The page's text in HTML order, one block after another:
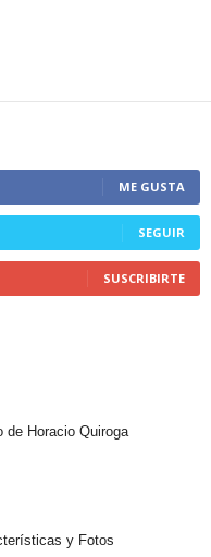
ME GUSTA
SEGUIR
SUSCRIBIRTE
de Horacio Quiroga
y Fotos